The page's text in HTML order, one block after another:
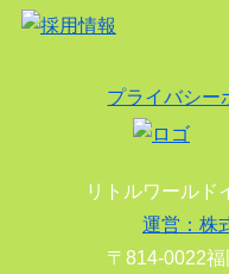
プライバシー
リトルワールド
運営：株
〒814-0022